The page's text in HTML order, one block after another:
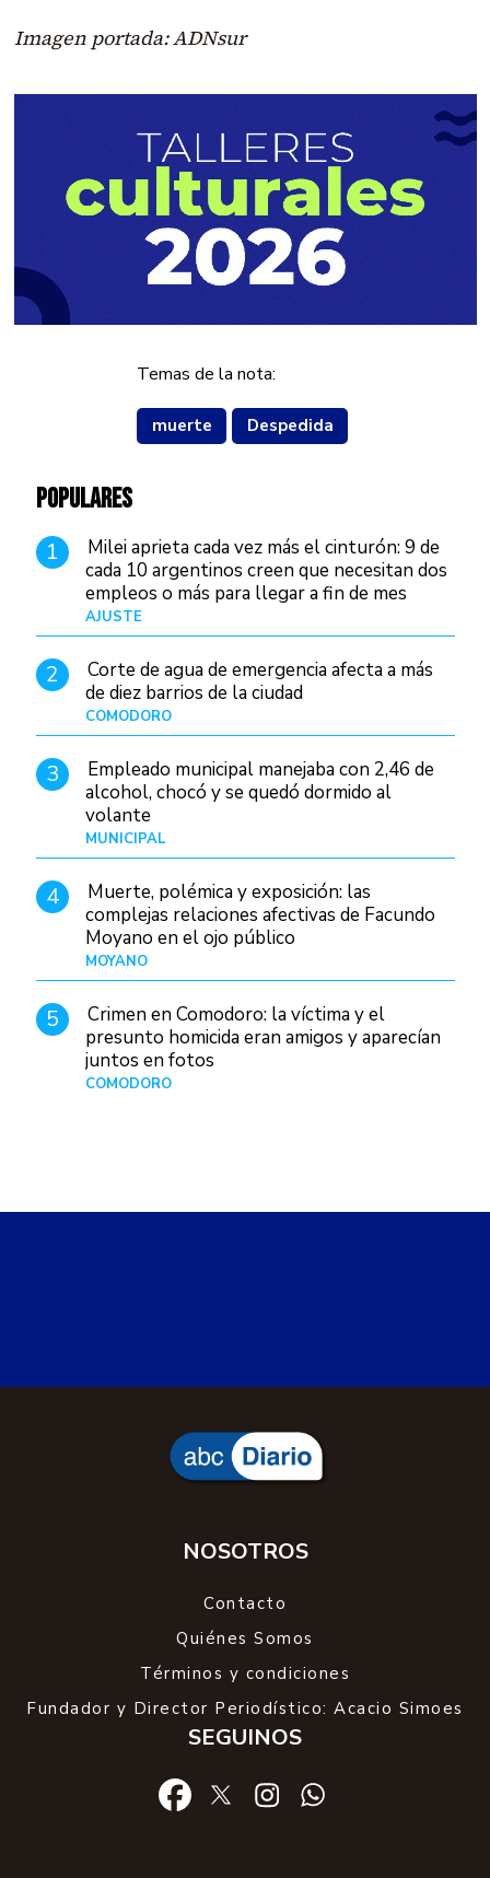
Imagen portada: ADNsur
Temas de la nota:
muerte Despedida
POPULARES
1
Milei aprieta cada vez más el cinturón: 9 de
cada 10 argentinos creen que necesitan dos
empleos o más para llegar a fin de mes
AJUSTE
2
Corte de agua de emergencia afecta a más
de diez barrios de la ciudad
COMODORO
3
Empleado municipal manejaba con 2,46 de
alcohol, chocó y se quedó dormido al
volante
MUNICIPAL
4
Muerte, polémica y exposición: las
complejas relaciones afectivas de Facundo
Moyano en el ojo público
MOYANO
5
Crimen en Comodoro: la víctima y el
presunto homicida eran amigos y aparecían
juntos en fotos
COMODORO
NOSOTROS
Contacto
Quiénes Somos
Términos y condiciones
Fundador y Director Periodístico: Acacio Simoes
SEGUINOS